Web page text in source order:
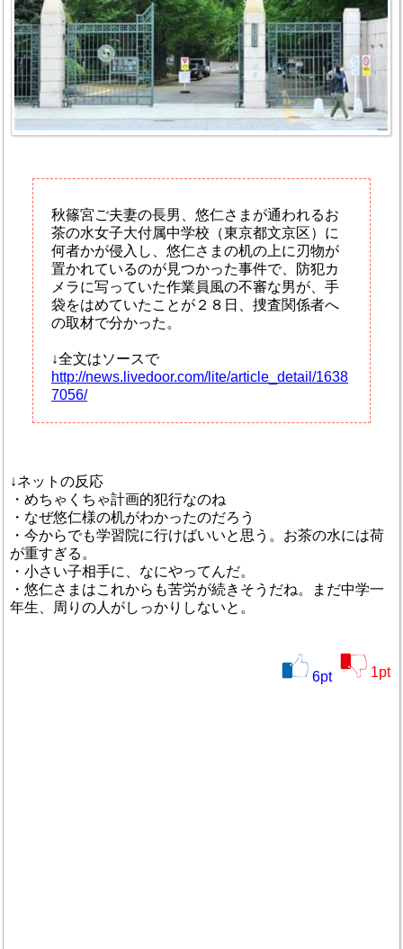
秋篠宮ご夫妻の長男、悠仁さまが通われるお
茶の水女子大付属中学校（東京都文京区）に
何者かが侵入し、悠仁さまの机の上に刃物が
置かれているのが見つかった事件で、防犯カ
メラに写っていた作業員風の不審な男が、手
袋をはめていたことが２８日、捜査関係者へ
の取材で分かった。
↓全文はソースで
http://news.livedoor.com/lite/article_detail/1638
7056/
↓ネットの反応
・めちゃくちゃ計画的犯行なのね
・なぜ悠仁様の机がわかったのだろう
・今からでも学習院に行けばいいと思う。お茶の水には荷
が重すぎる。
・小さい子相手に、なにやってんだ。
・悠仁さまはこれからも苦労が続きそうだね。まだ中学一
年生、周りの人がしっかりしないと。
6pt 1pt